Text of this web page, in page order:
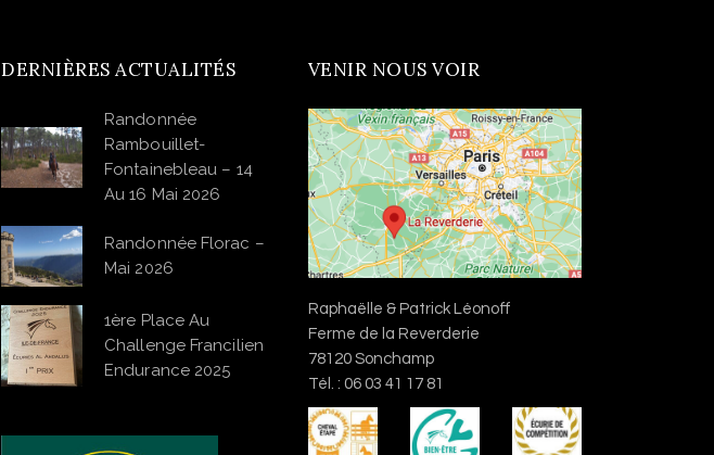
DERNIÈRES ACTUALITÉS
Randonnée
Rambouillet-
Fontainebleau – 14
Au 16 Mai 2026
Randonnée Florac –
Mai 2026
1ère Place Au
Challenge Francilien
Endurance 2025
VENIR NOUS VOIR
Raphaëlle & Patrick Léonoff
Ferme de la Reverderie
78120 Sonchamp
Tél. : 06 03 41 17 81